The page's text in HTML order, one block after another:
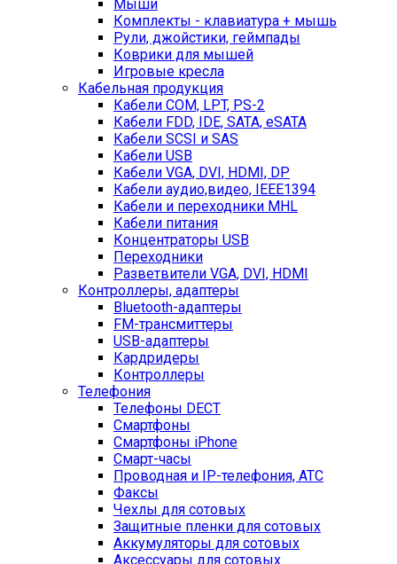
Мыши
Комплекты - клавиатура + мышь
Рули, джойстики, геймпады
Коврики для мышей
Игровые кресла
Кабельная продукция
Кабели COM, LPT, PS-2
Кабели FDD, IDE, SATA, eSATA
Кабели SCSI и SAS
Кабели USB
Кабели VGA, DVI, HDMI, DP
Кабели аудио,видео, IEEE1394
Кабели и переходники MHL
Кабели питания
Концентраторы USB
Переходники
Разветвители VGA, DVI, HDMI
Контроллеры, адаптеры
Bluetooth-адаптеры
FM-трансмиттеры
USB-адаптеры
Кардридеры
Контроллеры
Телефония
Телефоны DECT
Смартфоны
Смартфоны iPhone
Смарт-часы
Проводная и IP-телефония, АТС
Факсы
Чехлы для сотовых
Защитные пленки для сотовых
Аккумуляторы для сотовых
Аксессуары для сотовых